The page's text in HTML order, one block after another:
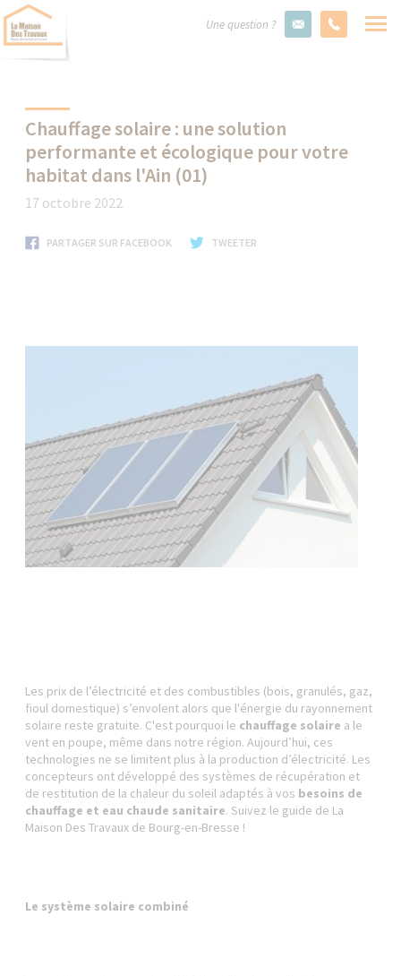
Une question ?
Chauffage solaire : une solution
performante et écologique pour votre
habitat dans l'Ain (01)
17 octobre 2022
PARTAGER SUR FACEBOOK TWEETER
Les prix de l’électricité et des combustibles (bois, granulés, gaz,
fioul domestique) s’envolent alors que l'énergie du rayonnement
solaire reste gratuite. C'est pourquoi le chauffage solaire a le
vent en poupe, même dans notre région. Aujourd’hui, ces
technologies ne se limitent plus à la production d’électricité. Les
concepteurs ont développé des systèmes de récupération et
de restitution de la chaleur du soleil adaptés à vos besoins de
chauffage et eau chaude sanitaire. Suivez le guide de La
Maison Des Travaux de Bourg-en-Bresse !
Le système solaire combiné